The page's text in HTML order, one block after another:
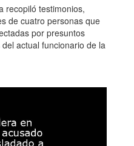
recopiló testimonios,
de cuatro personas que
por presuntos
actual funcionario de la